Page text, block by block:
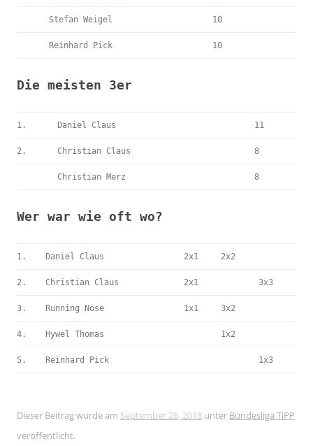
Stefan Weigel 10
Reinhard Pick 10
Die meisten 3er
1. Daniel Claus 11
2. Christian Claus 8
Christian Merz 8
Wer war wie oft wo?
1. Daniel Claus 2x1 2x2
2. Christian Claus 2x1 3x3
3. Running Nose 1x1 3x2
4. Hywel Thomas 1x2
5. Reinhard Pick 1x3
Dieser Beitrag wurde am September 28, 2018 unter Bundesliga TiPP
veröffentlicht.